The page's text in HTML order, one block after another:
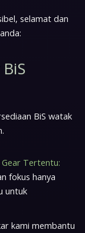
selamat dan
BiS watak
Tertentu:
fokus hanya
untuk
kami membantu